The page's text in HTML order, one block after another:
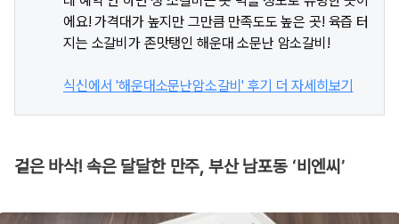
에요! 가격대가 높지만 그만큼 만족도도 높은 곳! 육즙 터
지는 소갈비가 존맛탱인 해운대 소문난 암소갈비!
식신에서 '해운대소문난암소갈비' 후기 더 자세히보기
겉은 바삭! 속은 달달한 만주, 부산 남포동 ‘비엔씨’